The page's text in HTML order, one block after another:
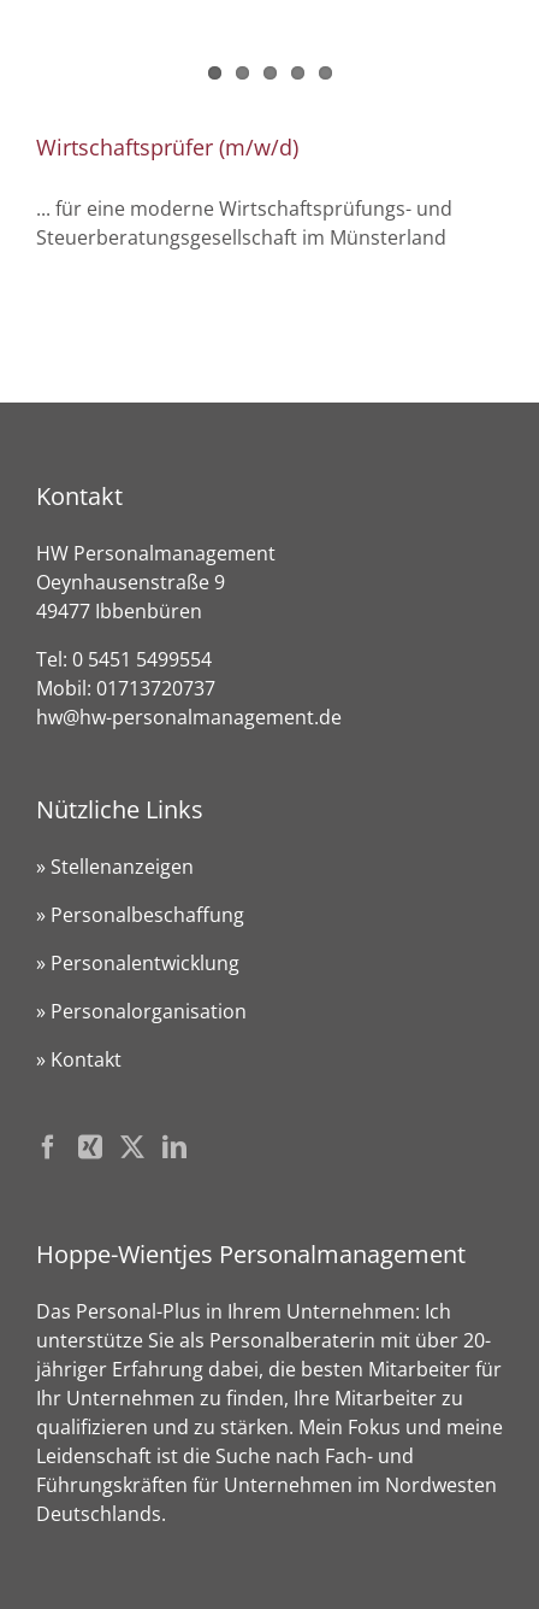
Wirtschaftsprüfer (m/w/d)
... für eine moderne Wirtschaftsprüfungs- und
Steuerberatungsgesellschaft im Münsterland
Kontakt
HW Personalmanagement
Oeynhausenstraße 9
49477 Ibbenbüren
Tel: 0 5451 5499554
Mobil: 01713720737
hw@hw-personalmanagement.de
Nützliche Links
» Stellenanzeigen
» Personalbeschaffung
» Personalentwicklung
» Personalorganisation
» Kontakt
Hoppe-Wientjes Personalmanagement
Das Personal-Plus in Ihrem Unternehmen: Ich
unterstütze Sie als Personalberaterin mit über 20-
jähriger Erfahrung dabei, die besten Mitarbeiter für
Ihr Unternehmen zu finden, Ihre Mitarbeiter zu
qualifizieren und zu stärken. Mein Fokus und meine
Leidenschaft ist die Suche nach Fach- und
Führungskräften für Unternehmen im Nordwesten
Deutschlands.